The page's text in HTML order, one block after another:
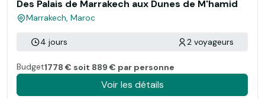
Des Palais de Marrakech aux Dunes de M'hamid
Marrakech, Maroc
4 jours 2 voyageurs
Budget1778 € soit 889 € par personne
Voir les détails